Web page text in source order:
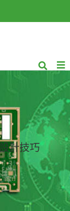
計技巧